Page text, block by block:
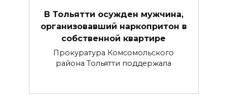
В Тольятти осужден мужчина,
организовавший наркопритон в
собственной квартире
Прокуратура Комсомольского
района Тольятти поддержала